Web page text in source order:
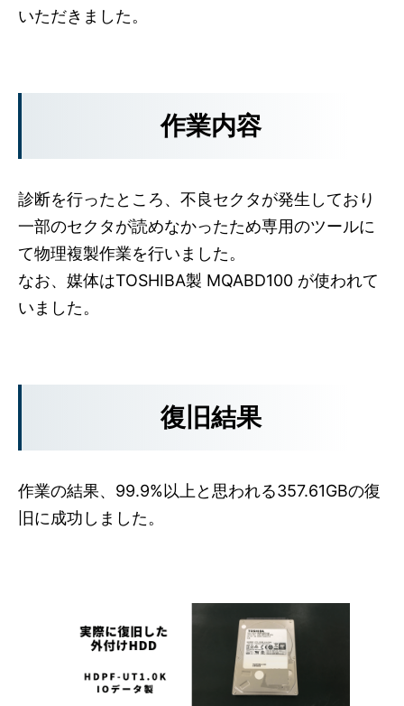
いただきました。
作業内容
診断を行ったところ、不良セクタが発生しており
一部のセクタが読めなかったため専用のツールに
て物理複製作業を行いました。
なお、媒体はTOSHIBA製 MQABD100 が使われて
いました。
復旧結果
作業の結果、99.9%以上と思われる357.61GBの復
旧に成功しました。